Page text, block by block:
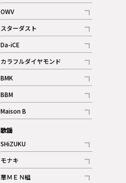
記事
OWV
記事
ギャラリー
スターダスト
記事
Da-iCE
記事
カラフルダイヤモンド
記事
BMK
記事
BBM
記事
ギャラリー
Maison B
記事
歌謡
SHiZUKU
記事
モナキ
記事
華ＭＥＮ組